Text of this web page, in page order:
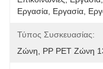
Εργασία, Εργασία,
Τύπος Συσκευασίας:
Ζώνη, PP PET Ζώνη